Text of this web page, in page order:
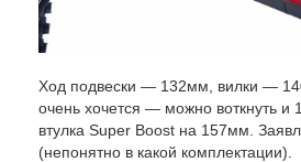
Ход подвески — 132мм, вилки —
очень хочется — можно воткнуть и
втулка Super Boost на 157мм.
(непонятно в какой комплектации).